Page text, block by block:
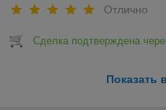
Отлично
Сделка подтверждена
Показать